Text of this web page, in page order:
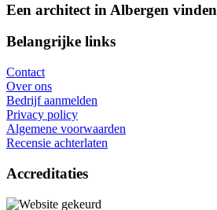
Een architect in Albergen vinden
Belangrijke links
Contact
Over ons
Bedrijf aanmelden
Privacy policy
Algemene voorwaarden
Recensie achterlaten
Accreditaties